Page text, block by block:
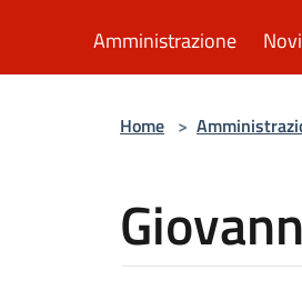
Amministrazione
Home >